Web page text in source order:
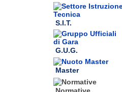
S.I.T.
G.U.G.
Master